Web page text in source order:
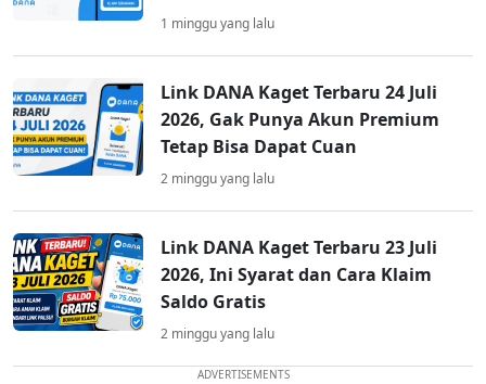
1 minggu yang lalu
Link DANA Kaget Terbaru 24 Juli
2026, Gak Punya Akun Premium
Tetap Bisa Dapat Cuan
2 minggu yang lalu
Link DANA Kaget Terbaru 23 Juli
2026, Ini Syarat dan Cara Klaim
Saldo Gratis
2 minggu yang lalu
ADVERTISEMENTS